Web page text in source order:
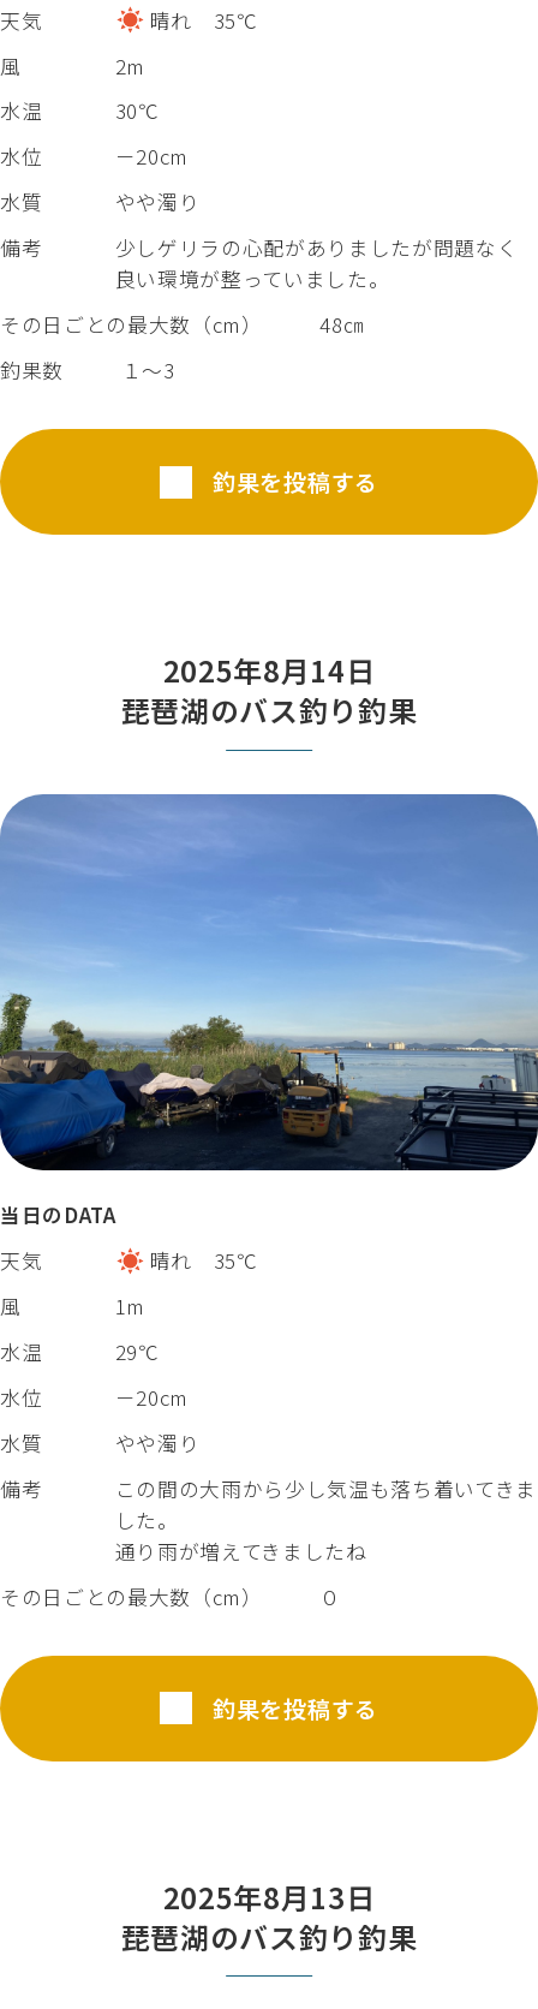
天気
晴れ 35℃
風
2m
水温
30℃
水位
－20cm
水質
やや濁り
備考
少しゲリラの心配がありましたが問題なく
良い環境が整っていました。
その日ごとの最大数（cm）
48㎝
釣果数
１～3
釣果を投稿する
2025年8月14日
琵琶湖のバス釣り釣果
当日のDATA
天気
晴れ 35℃
風
1m
水温
29℃
水位
－20cm
水質
やや濁り
備考
この間の大雨から少し気温も落ち着いてきま
した。
通り雨が増えてきましたね
その日ごとの最大数（cm）
０
釣果を投稿する
2025年8月13日
琵琶湖のバス釣り釣果